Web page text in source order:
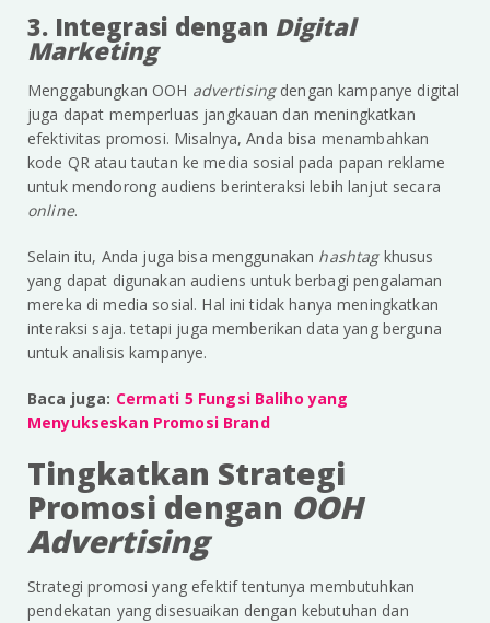
3. Integrasi dengan Digital
Marketing
Menggabungkan OOH advertising dengan kampanye digital
juga dapat memperluas jangkauan dan meningkatkan
efektivitas promosi. Misalnya, Anda bisa menambahkan
kode QR atau tautan ke media sosial pada papan reklame
untuk mendorong audiens berinteraksi lebih lanjut secara
online.
Selain itu, Anda juga bisa menggunakan hashtag khusus
yang dapat digunakan audiens untuk berbagi pengalaman
mereka di media sosial. Hal ini tidak hanya meningkatkan
interaksi saja. tetapi juga memberikan data yang berguna
untuk analisis kampanye.
Baca juga: Cermati 5 Fungsi Baliho yang
Menyukseskan Promosi Brand
Tingkatkan Strategi
Promosi dengan OOH
Advertising
Strategi promosi yang efektif tentunya membutuhkan
pendekatan yang disesuaikan dengan kebutuhan dan